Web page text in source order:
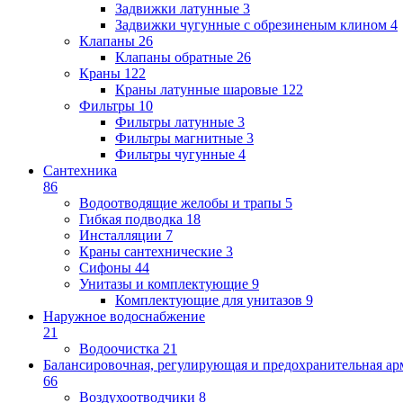
Задвижки латунные 3
Задвижки чугунные с обрезиненым клином 4
Клапаны 26
Клапаны обратные 26
Краны 122
Краны латунные шаровые 122
Фильтры 10
Фильтры латунные 3
Фильтры магнитные 3
Фильтры чугунные 4
Сантехника
86
Водоотводящие желобы и трапы 5
Гибкая подводка 18
Инсталляции 7
Краны сантехнические 3
Сифоны 44
Унитазы и комплектующие 9
Комплектующие для унитазов 9
Наружное водоснабжение
21
Водоочистка 21
Балансировочная, регулирующая и предохранительная
66
Воздухоотводчики 8